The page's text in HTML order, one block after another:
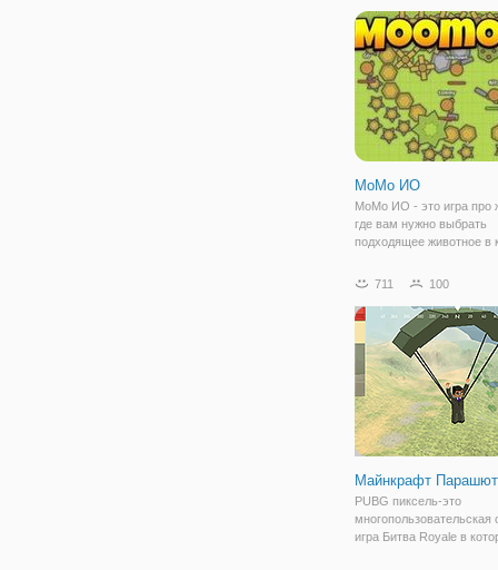
окажетесь на тропе
сильными
МоМо ИО
МоМо ИО - это игра про
где вам нужно выбрать
подходящее животное в
на лужайку! На выбор,
и множество других
После того, как
711 100
Майнкрафт
PUBG пиксель-это
многопользовательская
игра Битва Royale в